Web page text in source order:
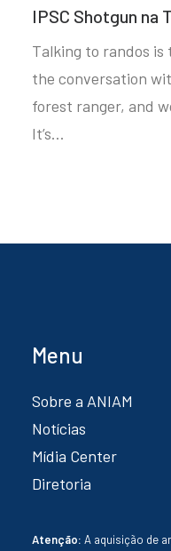
IPSC Shotgun na
Talking to randos is
the conversation
forest ranger, and
It’s…
Menu
Sobre a ANIAM
Notícias
Mídia Center
Diretoria
Atenção: A aquisição de